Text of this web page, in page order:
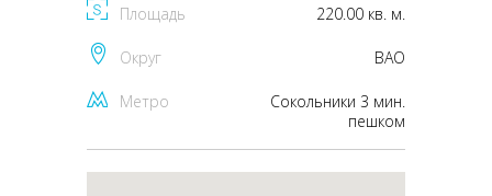
Площадь 220.00 кв. м.
Округ ВАО
Метро
Сокольники 3 мин.
пешком